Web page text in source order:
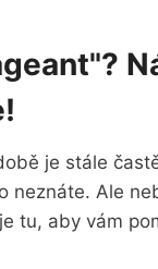
je stále
neznáte. Ale
tu, aby vám